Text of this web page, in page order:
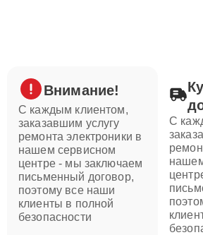
Внимание!
С каждым клиентом,
заказавшим услугу
ремонта электроники в
нашем сервисном
центре - мы заключаем
письменный договор,
поэтому все наши
клиенты в полной
безопасности
С